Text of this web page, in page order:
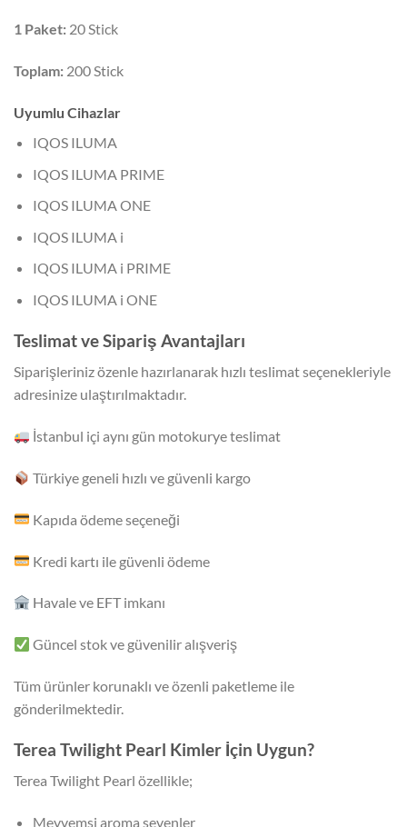
1 Paket: 20 Stick
Toplam: 200 Stick
Uyumlu Cihazlar
IQOS ILUMA
IQOS ILUMA PRIME
IQOS ILUMA ONE
IQOS ILUMA i
IQOS ILUMA i PRIME
IQOS ILUMA i ONE
Teslimat ve Sipariş Avantajları
Siparişleriniz özenle hazırlanarak hızlı teslimat seçenekleriyle
adresinize ulaştırılmaktadır.
İstanbul içi aynı gün motokurye teslimat
Türkiye geneli hızlı ve güvenli kargo
Kapıda ödeme seçeneği
Kredi kartı ile güvenli ödeme
Havale ve EFT imkanı
Güncel stok ve güvenilir alışveriş
Tüm ürünler korunaklı ve özenli paketleme ile
gönderilmektedir.
Terea Twilight Pearl Kimler İçin Uygun?
Terea Twilight Pearl özellikle;
Meyvemsi aroma sevenler